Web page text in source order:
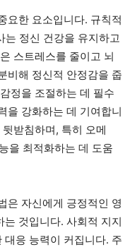
요한 요소입니다. 규칙적
는 정신 건강을 유지하고
스트레스를 줄이고 뇌
비해 정신적 안정감을 줍
정을 조절하는 데 필수
을 강화하는 데 기여합니
받침하며, 특히 오메
을 최적화하는 데 도움
은 자신에게 긍정적인 영
것입니다. 사회적 지지
응 능력이 커집니다. 주